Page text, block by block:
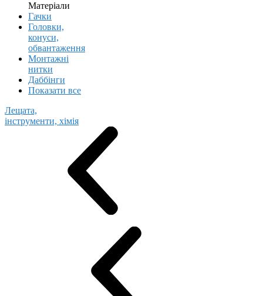
Матеріали
Гачки
Головки,
конуси,
обвантаження
Монтажні
нитки
Даббінги
Показати все
Лещата,
інструменти, хімія